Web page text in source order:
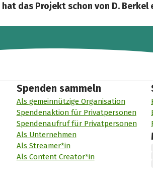
hat das Projekt schon von D. Berkel
Spenden sammeln
Als gemeinnützige Organisation
Spendenaktion für Privatpersonen
Spendenaufruf für Privatpersonen
Als Unternehmen
Als Streamer*in
Als Content Creator*in